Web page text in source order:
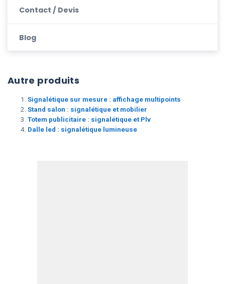
Contact / Devis
Blog
Autre produits
Signalétique sur mesure : affichage multipoints
Stand salon : signalétique et mobilier
Totem publicitaire : signalétique et Plv
Dalle led : signalétique lumineuse